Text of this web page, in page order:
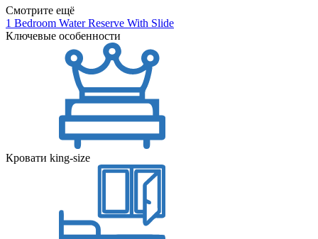
Смотрите ещё
1 Bedroom Water Reserve With Slide
Ключевые особенности
Кровати king-size